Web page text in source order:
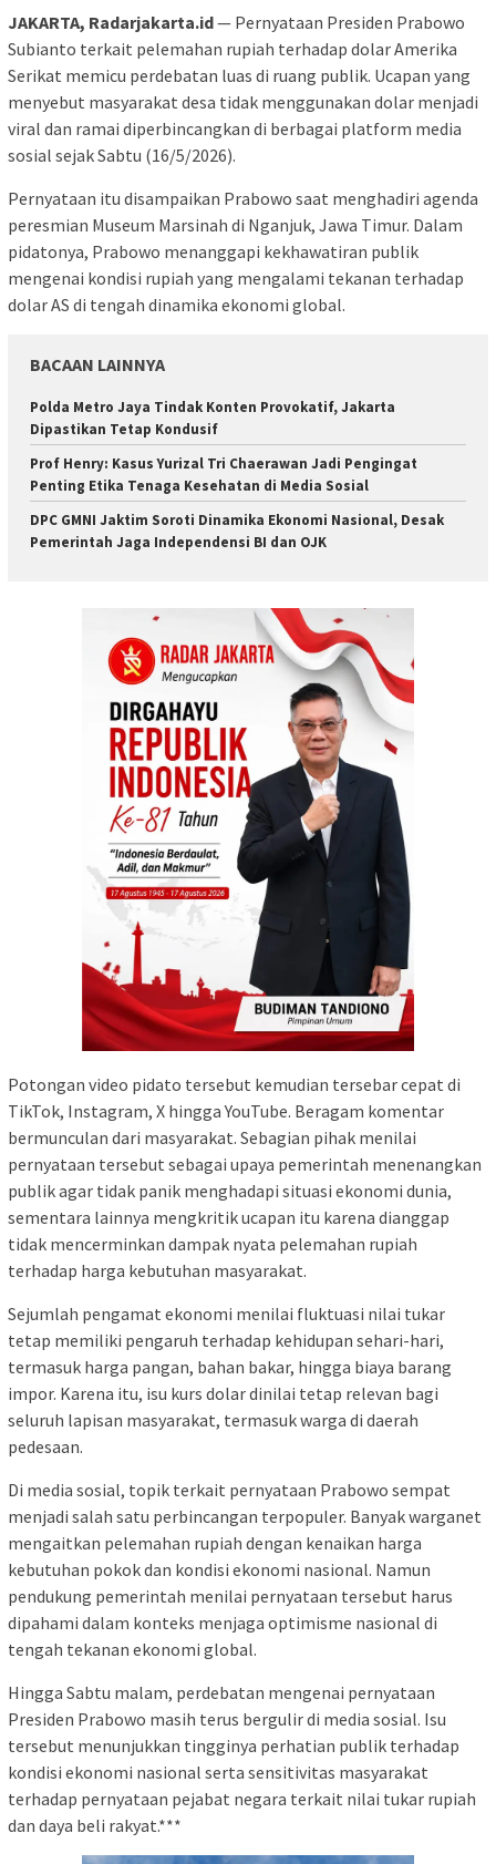
JAKARTA, Radarjakarta.id— Pernyataan Presiden Prabowo
Subianto terkait pelemahan rupiah terhadap dolar Amerika
Serikat memicu perdebatan luas di ruang publik. Ucapan yang
menyebut masyarakat desa tidak menggunakan dolar menjadi
viral dan ramai diperbincangkan di berbagai platform media
sosial sejak Sabtu (16/5/2026).
Pernyataan itu disampaikan Prabowo saat menghadiri agenda
peresmian Museum Marsinah di Nganjuk, Jawa Timur. Dalam
pidatonya, Prabowo menanggapi kekhawatiran publik
mengenai kondisi rupiah yang mengalami tekanan terhadap
dolar AS di tengah dinamika ekonomi global.
BACAAN LAINNYA
Polda Metro Jaya Tindak Konten Provokatif, Jakarta
Dipastikan Tetap Kondusif
Prof Henry: Kasus Yurizal Tri Chaerawan Jadi Pengingat
Penting Etika Tenaga Kesehatan di Media Sosial
DPC GMNI Jaktim Soroti Dinamika Ekonomi Nasional, Desak
Pemerintah Jaga Independensi BI dan OJK
Potongan video pidato tersebut kemudian tersebar cepat di
TikTok, Instagram, X hingga YouTube. Beragam komentar
bermunculan dari masyarakat. Sebagian pihak menilai
pernyataan tersebut sebagai upaya pemerintah menenangkan
publik agar tidak panik menghadapi situasi ekonomi dunia,
sementara lainnya mengkritik ucapan itu karena dianggap
tidak mencerminkan dampak nyata pelemahan rupiah
terhadap harga kebutuhan masyarakat.
Sejumlah pengamat ekonomi menilai fluktuasi nilai tukar
tetap memiliki pengaruh terhadap kehidupan sehari-hari,
termasuk harga pangan, bahan bakar, hingga biaya barang
impor. Karena itu, isu kurs dolar dinilai tetap relevan bagi
seluruh lapisan masyarakat, termasuk warga di daerah
pedesaan.
Di media sosial, topik terkait pernyataan Prabowo sempat
menjadi salah satu perbincangan terpopuler. Banyak warganet
mengaitkan pelemahan rupiah dengan kenaikan harga
kebutuhan pokok dan kondisi ekonomi nasional. Namun
pendukung pemerintah menilai pernyataan tersebut harus
dipahami dalam konteks menjaga optimisme nasional di
tengah tekanan ekonomi global.
Hingga Sabtu malam, perdebatan mengenai pernyataan
Presiden Prabowo masih terus bergulir di media sosial. Isu
tersebut menunjukkan tingginya perhatian publik terhadap
kondisi ekonomi nasional serta sensitivitas masyarakat
terhadap pernyataan pejabat negara terkait nilai tukar rupiah
dan daya beli rakyat.***